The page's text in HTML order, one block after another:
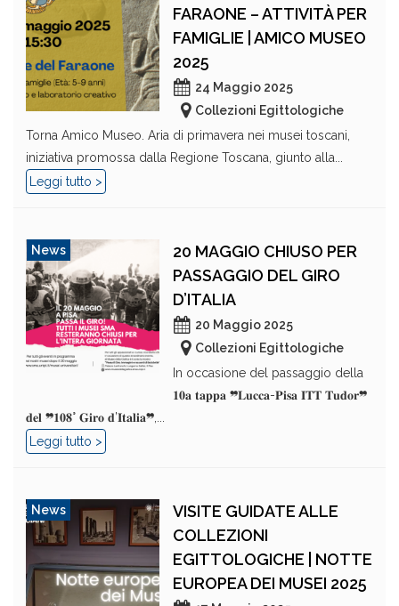
FARAONE – ATTIVITÀ PER
FAMIGLIE | AMICO MUSEO
2025
24 Maggio 2025
Collezioni Egittologiche
Torna Amico Museo. Aria di primavera nei musei toscani,
iniziativa promossa dalla Regione Toscana, giunto alla...
Leggi tutto >
News
20 MAGGIO CHIUSO PER
PASSAGGIO DEL GIRO
D’ITALIA
20 Maggio 2025
Collezioni Egittologiche
In occasione del passaggio della
𝟏𝟎𝐚 𝐭𝐚𝐩𝐩𝐚 ❞𝐋𝐮𝐜𝐜𝐚-𝐏𝐢𝐬𝐚 𝐈𝐓𝐓 𝐓𝐮𝐝𝐨𝐫❞
𝐝𝐞𝐥 ❞𝟏𝟎𝟖° 𝐆𝐢𝐫𝐨 𝐝’𝐈𝐭𝐚𝐥𝐢𝐚❞,...
Leggi tutto >
News
VISITE GUIDATE ALLE
COLLEZIONI
EGITTOLOGICHE | NOTTE
EUROPEA DEI MUSEI 2025